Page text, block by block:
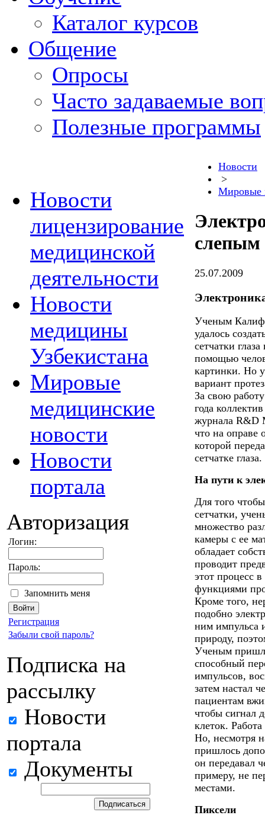
Каталог курсов
Общение
Опросы
Часто задаваемые
Полезные программы
Новости
лицензирование
медицинской
деятельности
Новости
медицины
Узбекистана
Мировые
медицинские
новости
Новости
портала
Авторизация
Логин:
Пароль:
Запомнить меня
Регистрация
Забыли свой пароль?
Подписка на
рассылку
Новости
портала
Документы
Новости
>
Мировые
слепым
25.07.2009
Ученым
удалось
сетчатки
помощью
картинки. Но
вариант
За свою
года
журнала R&D
что на оправе
которой
сетчатке глаза.
На пути к
Для того
сетчатки,
множество
камеры с ее
обладает
проводит
этот процесс
функциями
Кроме того,
подобно
ним импульса
природу,
Ученым
способный
импульсов,
затем настал
пациентам
чтобы сигнал
клеток.
Но, несмотря
пришлось
он передавал
примеру, не
местами.
Пиксели